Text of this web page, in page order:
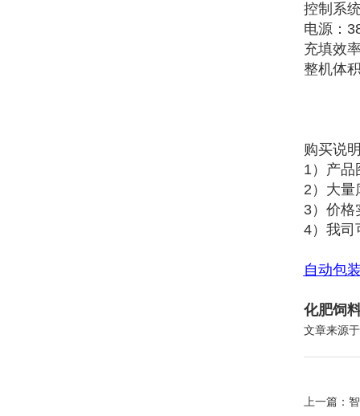
控制系
电源：
充填效
整机体
购买说
1）产品
2）大量
3）价格
4）我司
自动包
化肥饲
文章来源
上一篇：